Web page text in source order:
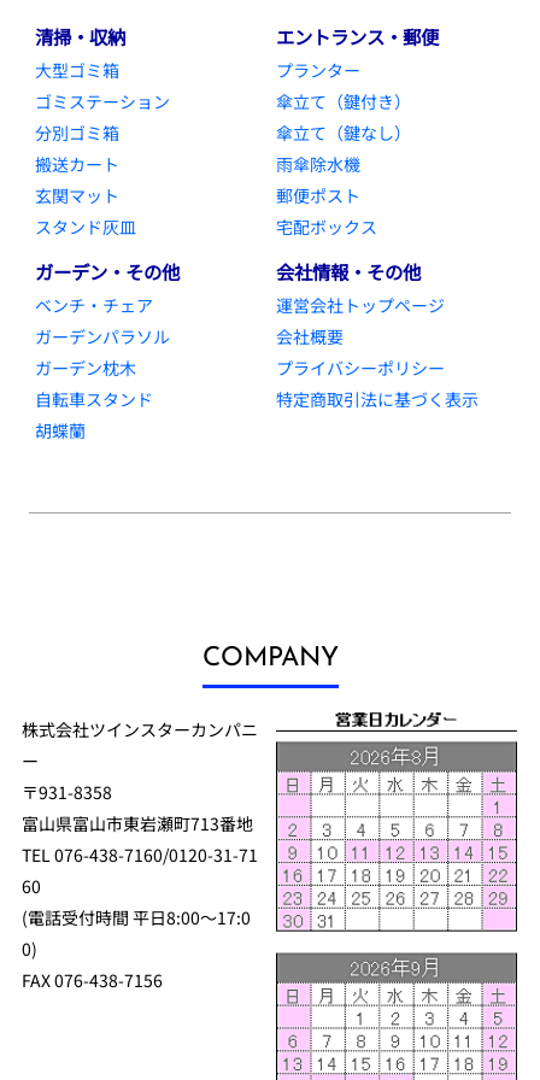
清掃・収納
大型ゴミ箱
ゴミステーション
分別ゴミ箱
搬送カート
玄関マット
スタンド灰皿
エントランス・郵便
プランター
傘立て（鍵付き）
傘立て（鍵なし）
雨傘除水機
郵便ポスト
宅配ボックス
ガーデン・その他
ベンチ・チェア
ガーデンパラソル
ガーデン枕木
自転車スタンド
胡蝶蘭
会社情報・その他
運営会社トップページ
会社概要
プライバシーポリシー
特定商取引法に基づく表示
COMPANY
株式会社ツインスターカンパニ
ー
〒931-8358
富山県富山市東岩瀬町713番地
TEL 076-438-7160/0120-31-71
60
(電話受付時間 平日8:00～17:0
0)
FAX 076-438-7156